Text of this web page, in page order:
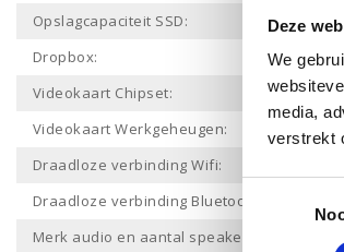
Deze
We
media,
verstrekt
Opslagcapaciteit SSD:
Dropbox:
Videokaart Chipset:
Videokaart Werkgeheugen:
Draadloze verbinding Wifi:
Draadloze verbinding Bluetooth:
Merk audio en aantal speakers: